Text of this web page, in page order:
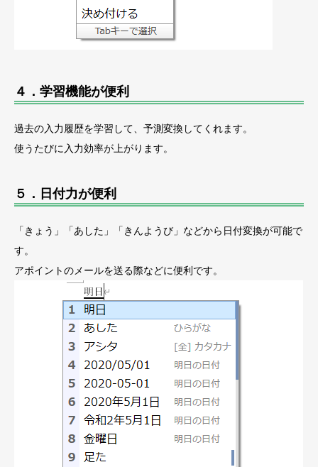
４．学習機能が便利
過去の入力履歴を学習して、予測変換してくれます。
使うたびに入力効率が上がります。
５．日付力が便利
「きょう」「あした」「きんようび」などから日付変換が可能で
す。
アポイントのメールを送る際などに便利です。